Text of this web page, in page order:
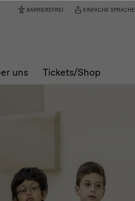
uns Tickets/Shop
BARRIEREFREI EINFACHE SPRACHE